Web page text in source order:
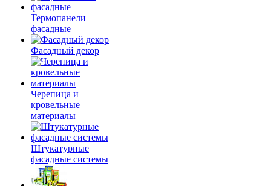
Термопанели
фасадные
Фасадный декор
Черепица и
кровельные
материалы
Штукатурные
фасадные системы